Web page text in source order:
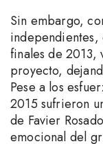
Sin embargo,
finales de 2013,
proyecto,
Pese a los
2015 sufrieron
de Favier
emocional del